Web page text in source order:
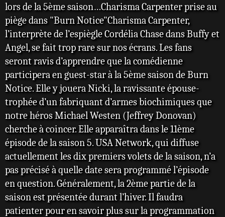
lors de la 5ème saison…Charisma Carpenter prise au
piège dans "Burn Notice"Charisma Carpenter,
l’interprète de l’espiègle Cordélia Chase dans Buffy et
Angel, se fait trop rare sur nos écrans. Les fans
seront ravis d’apprendre que la comédienne
participera en guest-star à la 5ème saison de Burn
Notice. Elle y jouera Nicki, la ravissante épouse-
trophée d’un fabriquant d’armes biochimiques que
notre héros Michael Westen (Jeffrey Donovan)
cherche à coincer. Elle apparaîtra dans le 11ème
épisode de la saison 5. USA Network, qui diffuse
actuellement les dix premiers volets de la saison, n’a
pas précisé à quelle date sera programmé l’épisode
en question. Généralement, la 2ème partie de la
saison est présentée durant l’hiver. Il faudra
patienter pour en savoir plus sur la programmation